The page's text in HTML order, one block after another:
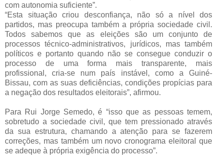
com autonomia suficiente”.
“Esta situação criou desconfiança, não só a nível dos
partidos, mas preocupa também a própria sociedade civil.
Todos sabemos que as eleições são um conjunto de
processos técnico-administrativos, jurídicos, mas também
políticos e portanto quando não se consegue conduzir o
processo de uma forma mais transparente, mais
profissional, cria-se num país instável, como a Guiné-
Bissau, com as suas deficiências, condições propícias para
a negação dos resultados eleitorais”, afirmou.
Para Rui Jorge Semedo, é “isso que as pessoas temem,
sobretudo a sociedade civil, que tem pressionado através
da sua estrutura, chamando a atenção para se fazerem
correções, mas também um novo cronograma eleitoral que
se adeque à própria exigência do processo”.